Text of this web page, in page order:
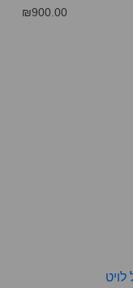
₪900.00